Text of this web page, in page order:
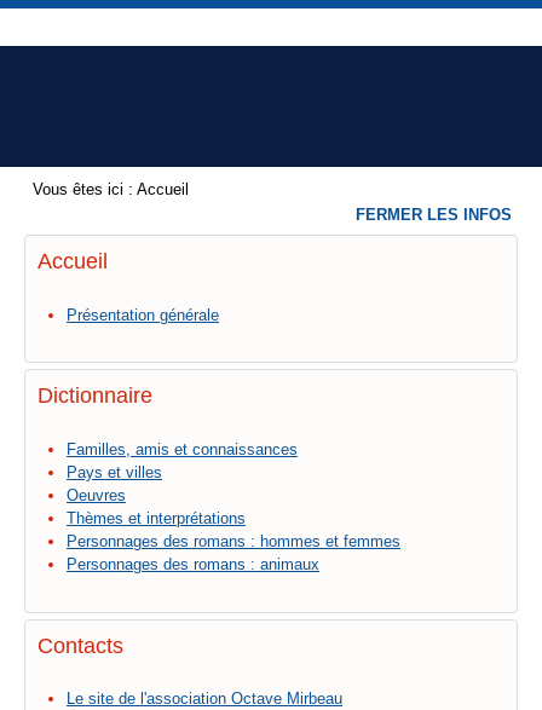
Vous êtes ici : Accueil
Accueil
Présentation générale
Dictionnaire
Familles, amis et connaissances
Pays et villes
Oeuvres
Thèmes et interprétations
Personnages des romans : hommes et femmes
Personnages des romans : animaux
Contacts
Le site de l'association Octave Mirbeau
FERMER LES INFOS